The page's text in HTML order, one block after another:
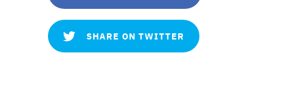
SHARE ON TWITTER